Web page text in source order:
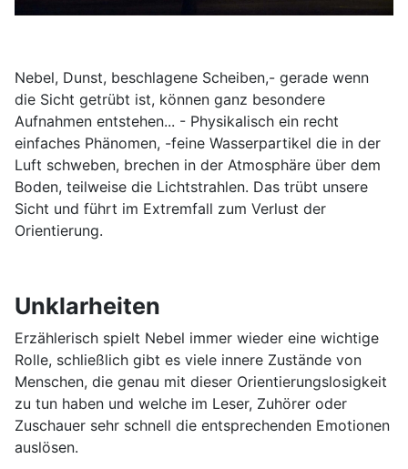
Nebel, Dunst, beschlagene Scheiben,- gerade wenn
die Sicht getrübt ist, können ganz besondere
Aufnahmen entstehen... - Physikalisch ein recht
einfaches Phänomen, -feine Wasserpartikel die in der
Luft schweben, brechen in der Atmosphäre über dem
Boden, teilweise die Lichtstrahlen. Das trübt unsere
Sicht und führt im Extremfall zum Verlust der
Orientierung.
Unklarheiten
Erzählerisch spielt Nebel immer wieder eine wichtige
Rolle, schließlich gibt es viele innere Zustände von
Menschen, die genau mit dieser Orientierungslosigkeit
zu tun haben und welche im Leser, Zuhörer oder
Zuschauer sehr schnell die entsprechenden Emotionen
auslösen.